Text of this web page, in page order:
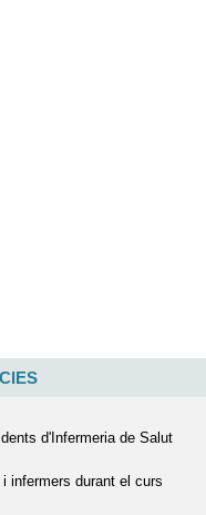
d'Infermeria de Salut
infermers durant el curs